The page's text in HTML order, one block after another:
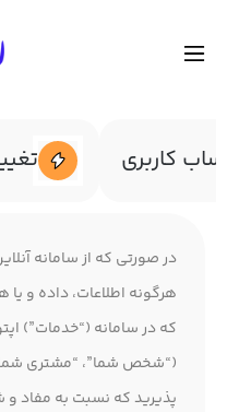
کاربری
در صورتی که از سامانه
هرگونه اطلاعات، داده و
(“شخص شما”، “مشتری شما”
پذیرید که نسبت به مفاد و